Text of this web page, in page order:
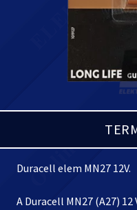
Duracell elem MN27 12V.
A Duracell MN27 (A27)